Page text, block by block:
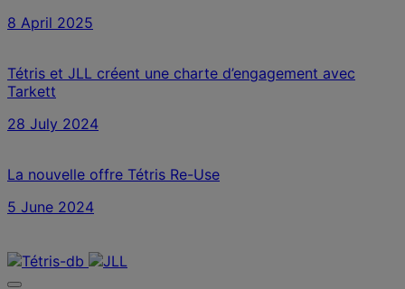
8 April 2025
Tétris et JLL créent une charte d’engagement avec
Tarkett
28 July 2024
La nouvelle offre Tétris Re-Use
5 June 2024